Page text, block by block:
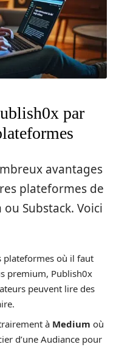
par
avantages
plateformes de
Substack. Voici
plateformes où il faut
premium, Publish0x
peuvent lire des
à Medium où
d’une Audiance pour